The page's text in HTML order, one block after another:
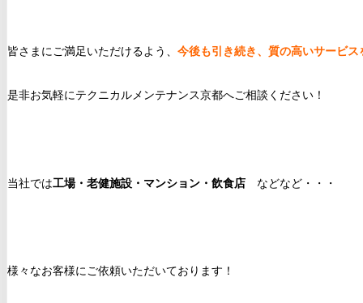
皆さまにご満足いただけるよう、 今後も引き続き、質の高いサービ
是非お気軽にテクニカルメンテナンス京都へご相談ください！
当社では工場・ 老健施設 ・マンション ・飲食店 などなど・・・
様々なお客様にご依頼いただいております！